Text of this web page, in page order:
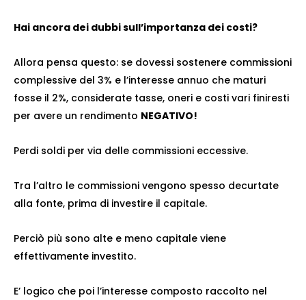
Hai ancora dei dubbi sull’importanza dei costi?
Allora pensa questo: se dovessi sostenere commissioni
complessive del 3% e l’interesse annuo che maturi
fosse il 2%, considerate tasse, oneri e costi vari finiresti
per avere un rendimento NEGATIVO!
Perdi soldi per via delle commissioni eccessive.
Tra l’altro le commissioni vengono spesso decurtate
alla fonte, prima di investire il capitale.
Perciò più sono alte e meno capitale viene
effettivamente investito.
E’ logico che poi l’interesse composto raccolto nel